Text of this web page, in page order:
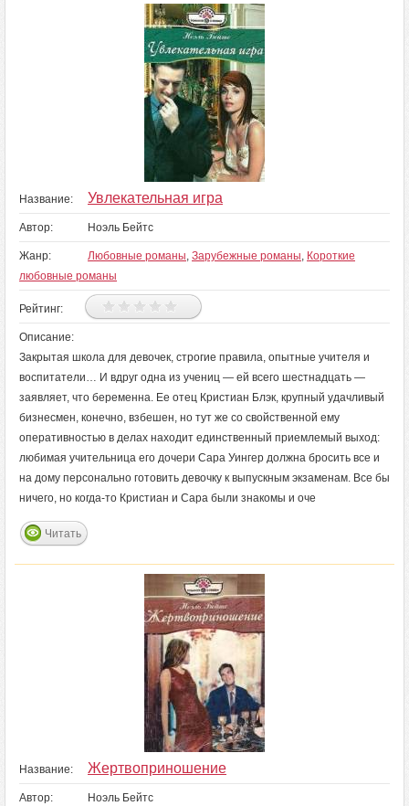
Название: Увлекательная игра
Автор: Ноэль Бейтс
Жанр: Любовные романы, Зарубежные романы, Короткие
любовные романы
Рейтинг:
Описание:
Закрытая школа для девочек, строгие правила, опытные учителя и
воспитатели… И вдруг одна из учениц — ей всего шестнадцать —
заявляет, что беременна. Ее отец Кристиан Блэк, крупный удачливый
бизнесмен, конечно, взбешен, но тут же со свойственной ему
оперативностью в делах находит единственный приемлемый выход:
любимая учительница его дочери Сара Уингер должна бросить все и
на дому персонально готовить девочку к выпускным экзаменам. Все бы
ничего, но когда-то Кристиан и Сара были знакомы и оче
Читать
Название: Жертвоприношение
Автор: Ноэль Бейтс